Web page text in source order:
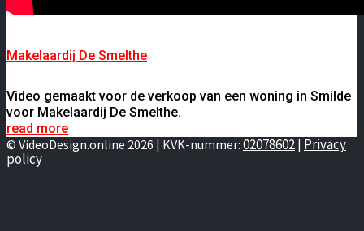
Makelaardij De Smelthe
Video gemaakt voor de verkoop van een woning in Smilde
voor Makelaardij De Smelthe.
read more
© VideoDesign.online 2026 | KVK-nummer: 02078602 | Privacy
policy